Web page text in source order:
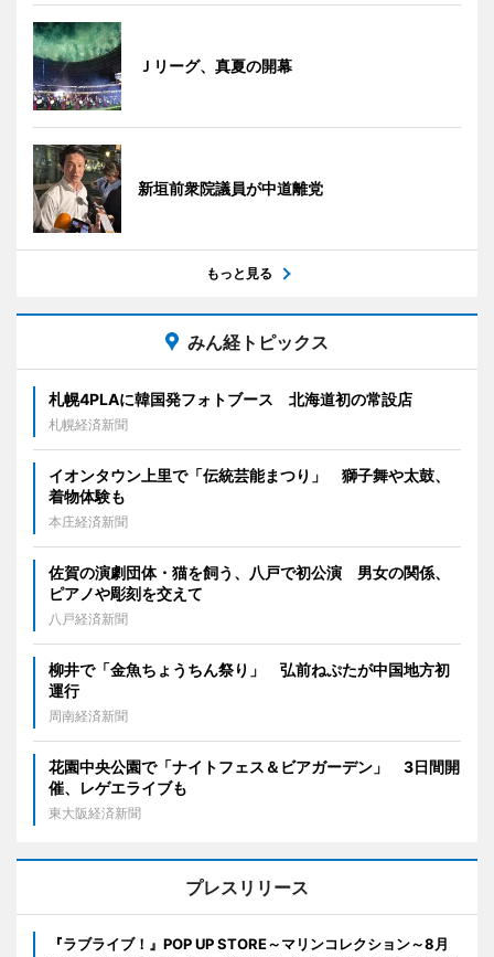
Ｊリーグ、真夏の開幕
新垣前衆院議員が中道離党
もっと見る
みん経トピックス
札幌4PLAに韓国発フォトブース 北海道初の常設店
札幌経済新聞
イオンタウン上里で「伝統芸能まつり」 獅子舞や太鼓、
着物体験も
本庄経済新聞
佐賀の演劇団体・猫を飼う、八戸で初公演 男女の関係、
ピアノや彫刻を交えて
八戸経済新聞
柳井で「金魚ちょうちん祭り」 弘前ねぷたが中国地方初
運行
周南経済新聞
花園中央公園で「ナイトフェス＆ビアガーデン」 3日間開
催、レゲエライブも
東大阪経済新聞
プレスリリース
『ラブライブ！』POP UP STORE～マリンコレクション～8月